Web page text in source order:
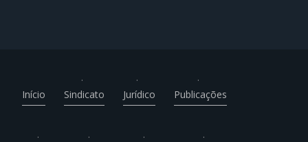
Início Sindicato Jurídico Publicações